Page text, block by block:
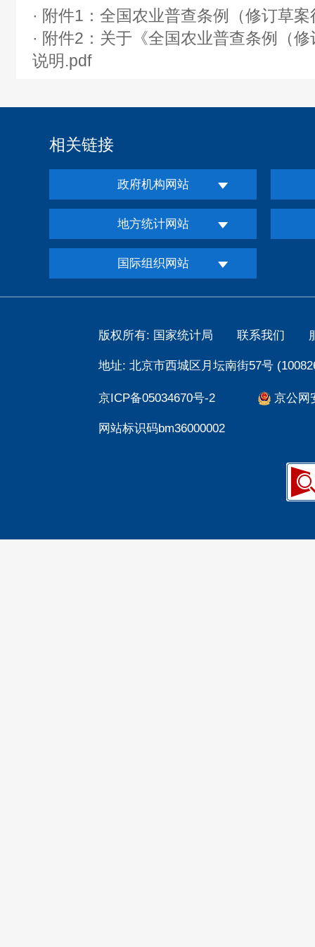
· 附件1：全国农业普查条例（修订草
· 附件2：关于《全国农业普查条例（
说明.pdf
相关链接
政府机构网站
地方统计网站
国际组织网站
版权所有: 国家统计局 联系我们
地址: 北京市西城区月坛南街57号
京ICP备05034670号-2 京公网
网站标识码bm36000002